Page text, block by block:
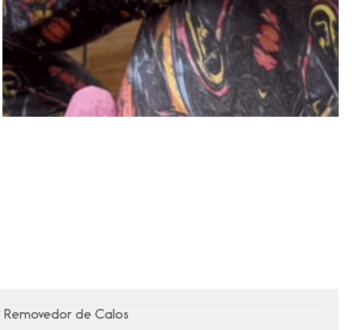
Removedor de Calos